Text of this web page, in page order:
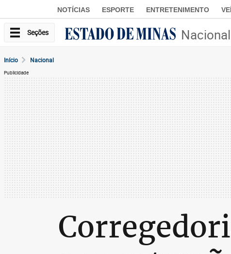
NOTÍCIAS ESPORTE ENTRETENIMENTO
Seções Nacional
Início Nacional
Publicidade